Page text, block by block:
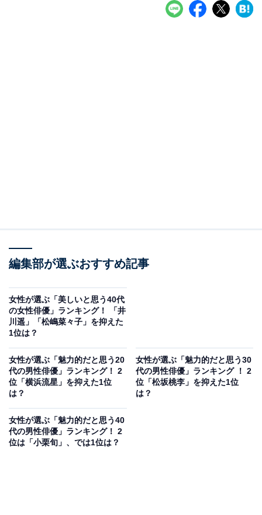
編集部が選ぶおすすめ記事
女性が選ぶ「美しいと思う40代
の女性俳優」ランキング！ 「井
川遥」「松嶋菜々子」を抑えた
1位は？
女性が選ぶ「魅力的だと思う20
代の男性俳優」ランキング！ 2
位「横浜流星」を抑えた1位
は？
女性が選ぶ「魅力的だと思う30
代の男性俳優」ランキング ！ 2
位「松坂桃李」を抑えた1位
は？
女性が選ぶ「魅力的だと思う40
代の男性俳優」ランキング！ 2
位は「小栗旬」、では1位は？